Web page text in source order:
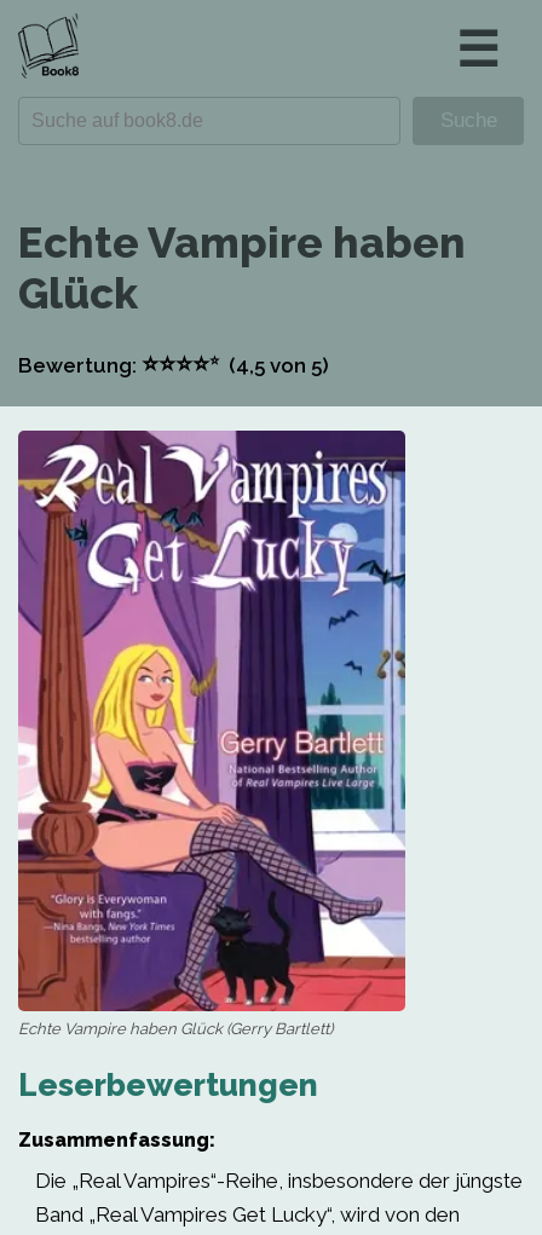
☰
Echte Vampire haben
Glück
Bewertung: ⭐⭐⭐⭐⭐(4,5 von 5)
Echte Vampire haben Glück (Gerry Bartlett)
Leserbewertungen
Zusammenfassung:
Die „Real Vampires“-Reihe, insbesondere der jüngste
Band „Real Vampires Get Lucky“, wird von den